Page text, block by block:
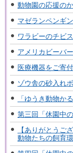
動物園の応援の
マゼランペンギ
ワラビーのチビ
アメリカビーバ
医療機器をご寄
ゾウ舎の砂入れ
「ゆうき動物か
第三回「休園中
【ありがとうご
動物たちの飼育